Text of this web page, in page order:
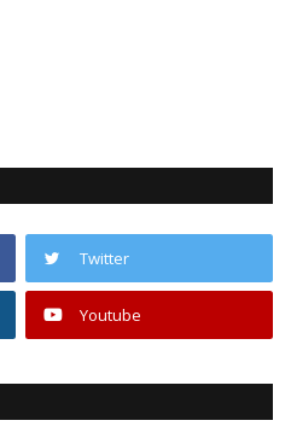
Twitter
Youtube